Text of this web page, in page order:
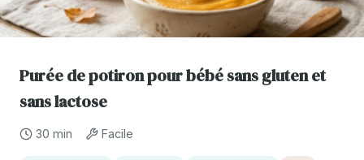
Purée de potiron pour bébé sans gluten et
sans lactose
30 min Facile